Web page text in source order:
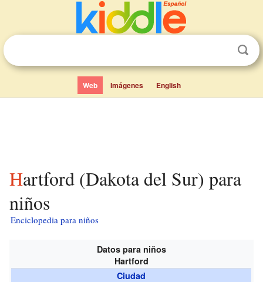
Web Imágenes English
Hartford (Dakota del Sur) para
niños
Enciclopedia para niños
Datos para niños
Hartford
Ciudad